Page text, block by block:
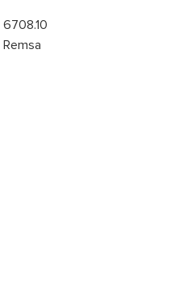
6708.10
Remsa